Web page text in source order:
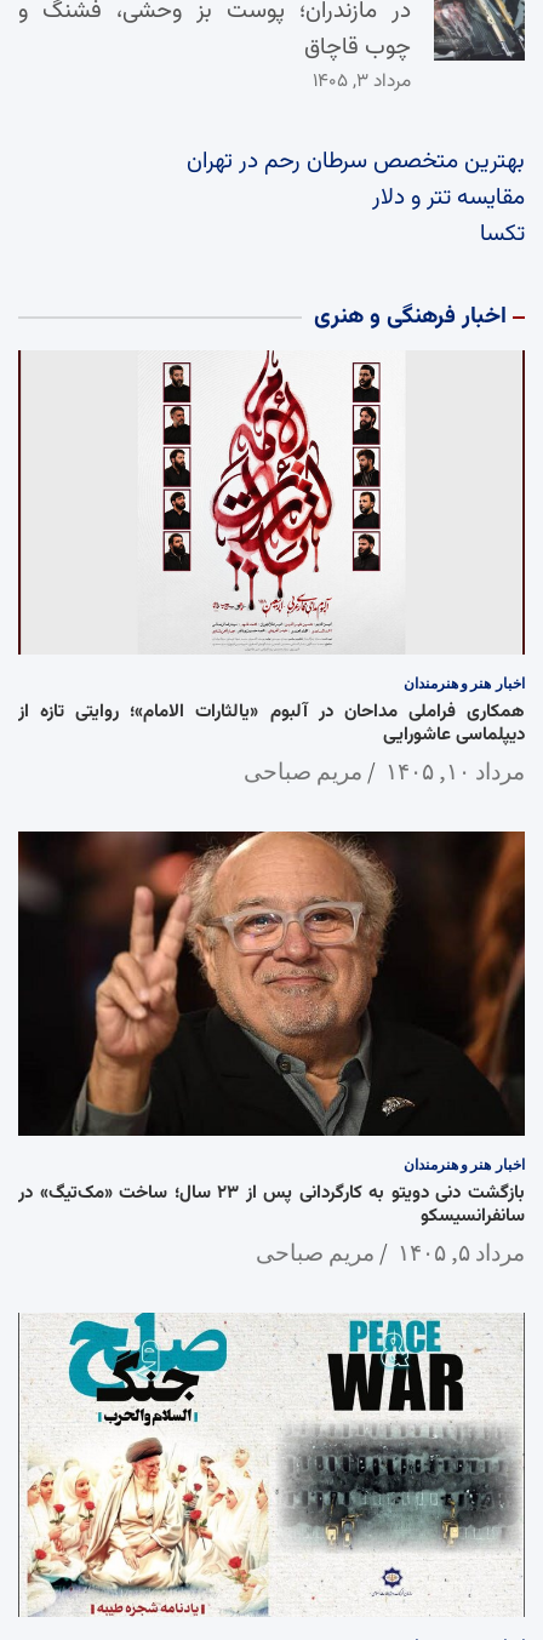
در مازندران؛ پوست بز وحشی، فشنگ و
چوب قاچاق
مرداد ۳, ۱۴۰۵
بهترین متخصص سرطان رحم در تهران
مقایسه تتر و دلار
تکسا
اخبار فرهنگی و هنری
اخبار هنر و هنرمندان
همکاری فراملی مداحان در آلبوم «یالثارات الامام»؛ روایتی تازه از
دیپلماسی عاشورایی
مرداد ۱۰, ۱۴۰۵ مریم صباحی
اخبار هنر و هنرمندان
بازگشت دنی دویتو به کارگردانی پس از ۲۳ سال؛ ساخت «مک‌تیگ» در
سانفرانسیسکو
مرداد ۵, ۱۴۰۵ مریم صباحی